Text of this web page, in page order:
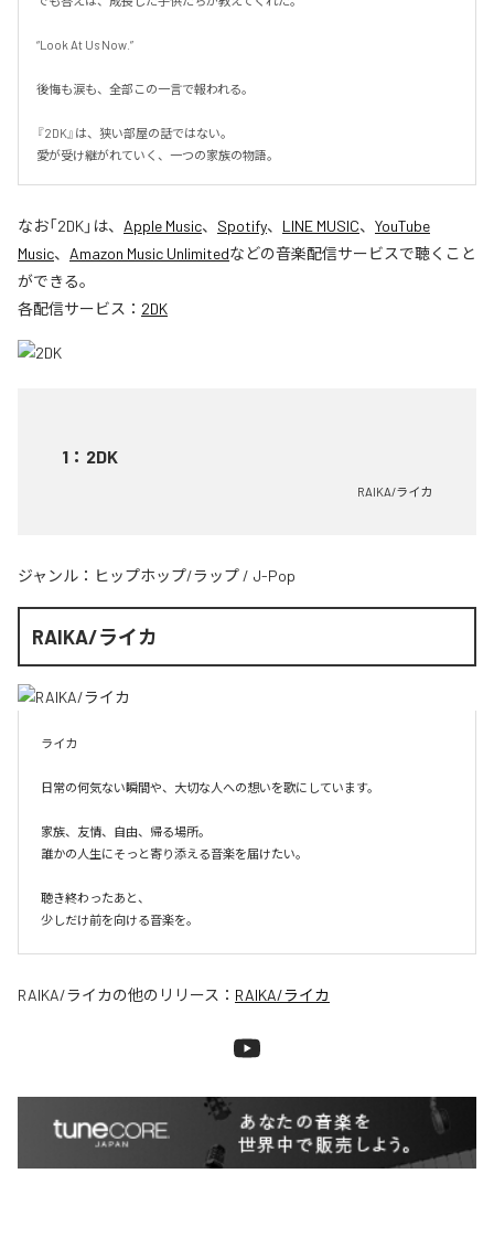
“Look At Us Now.”
後悔も涙も、全部この一言で報われる。
『2DK』は、狭い部屋の話ではない。
愛が受け継がれていく、一つの家族の物語。
なお「2DK」は、 Apple Music、 Spotify、 LINE MUSIC、 YouTube
Music、 Amazon Music Unlimitedなどの音楽配信サービスで聴くこと
ができる。
各配信サービス： 2DK
1 ： 2DK
RAIKA/ライカ
ジャンル： ヒップホップ/ラップ / J-Pop
RAIKA/ライカ
ライカ
日常の何気ない瞬間や、大切な人への想いを歌にしています。
家族、友情、自由、帰る場所。
誰かの人生にそっと寄り添える音楽を届けたい。
聴き終わったあと、
少しだけ前を向ける音楽を。
RAIKA/ライカの他のリリース： RAIKA/ライカ